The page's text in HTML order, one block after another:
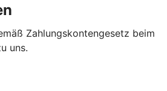
Zahlungskontengesetz beim
uns.